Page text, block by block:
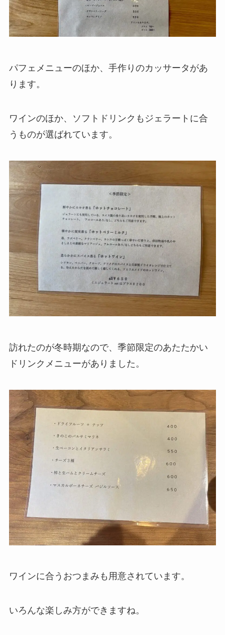
パフェメニューのほか、手作りのカッサータがあ
ります。
ワインのほか、ソフトドリンクもジェラートに合
うものが選ばれています。
訪れたのが冬時期なので、季節限定のあたたかい
ドリンクメニューがありました。
ワインに合うおつまみも用意されています。
いろんな楽しみ方ができますね。